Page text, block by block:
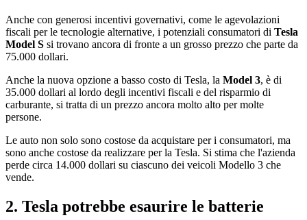
Anche con generosi incentivi governativi, come le agevolazioni
fiscali per le tecnologie alternative, i potenziali consumatori di Tesla
Model S si trovano ancora di fronte a un grosso prezzo che parte da
75.000 dollari.
Anche la nuova opzione a basso costo di Tesla, la Model 3, è di
35.000 dollari al lordo degli incentivi fiscali e del risparmio di
carburante, si tratta di un prezzo ancora molto alto per molte
persone.
Le auto non solo sono costose da acquistare per i consumatori, ma
sono anche costose da realizzare per la Tesla. Si stima che l'azienda
perde circa 14.000 dollari su ciascuno dei veicoli Modello 3 che
vende.
2. Tesla potrebbe esaurire le batterie